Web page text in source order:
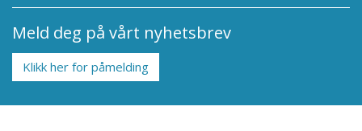
Meld deg på vårt nyhetsbrev
Klikk her for påmelding